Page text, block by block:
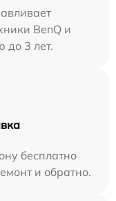
BenQ и
до 3 лет.
бесплатно
и обратно.